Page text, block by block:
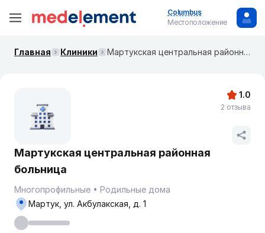
Columbus
Местоположение
Главная Клиники Мартукская центральная районная больница
Мартукская центральная районная
больница
Многопрофильные Родильные дома
Мартук, ул. Акбулакская, д. 1
1.0
2 отзыва